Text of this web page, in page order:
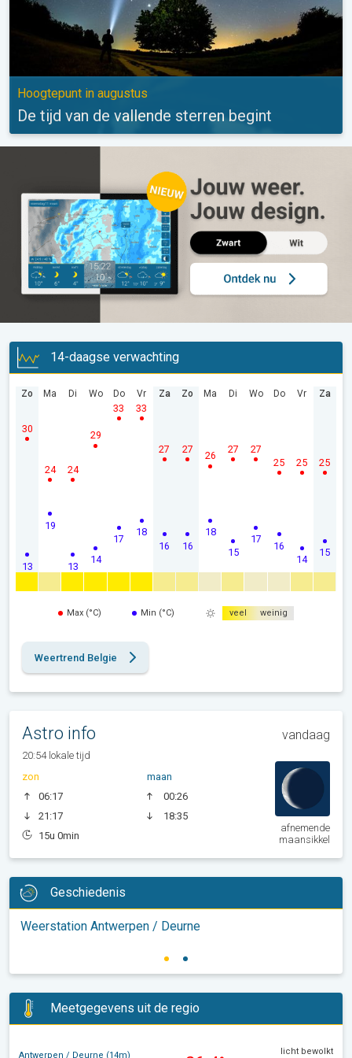
Hoogtepunt in augustus
De tijd van de vallende sterren begint
14-daagse verwachting
Zo
13
30
Ma
19
24
Di
13
24
Wo
14
29
Do
17
33
Vr
18
33
Za
16
27
Zo
16
27
Ma
18
26
Di
15
27
Wo
17
27
Do
16
25
Vr
14
25
Za
15
25
Max (°C) Min (°C) veel weinig
Weertrend Belgie
Astro info vandaag
20:54 lokale tijd
zon
06:17
21:17
15u 0min
maan
00:26
18:35
afnemende
maansikkel
Geschiedenis
Weerstation Antwerpen / Deurne
Meetgegevens uit de regio
Antwerpen / Deurne (14m) licht bewolkt